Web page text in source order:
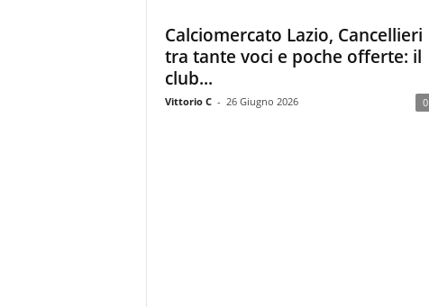
Calciomercato Lazio, Cancellieri
tra tante voci e poche offerte: il
club...
Vittorio C - 26 Giugno 2026 0